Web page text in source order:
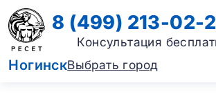
НогинскВыбрать город
8 (499) 213-02-
Консультация